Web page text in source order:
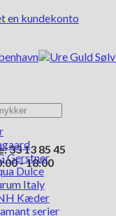
en kundekonto
33 13 85 45
- 18:00
Gerstner
Dulce
Italy
Kæder
serier